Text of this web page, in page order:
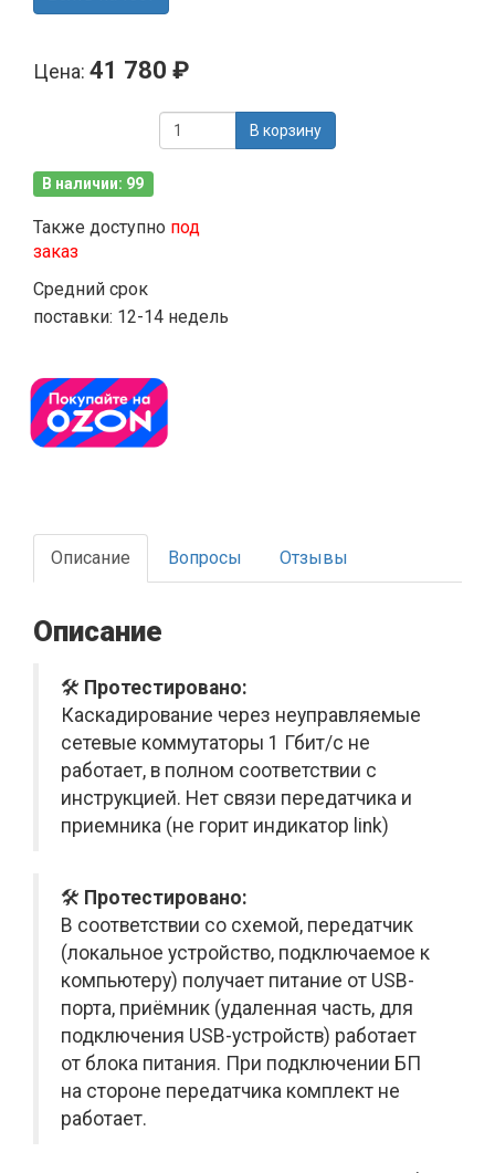
Цена: 41 780 ₽
В корзину
В наличии: 99
Также доступно под
заказ
Средний срок
поставки: 12-14 недель
Описание Вопросы Отзывы
Описание
🛠️ Протестировано:
Каскадирование через неуправляемые
сетевые коммутаторы 1 Гбит/с не
работает, в полном соответствии с
инструкцией. Нет связи передатчика и
приемника (не горит индикатор link)
🛠️ Протестировано:
В соответствии со схемой, передатчик
(локальное устройство, подключаемое к
компьютеру) получает питание от USB-
порта, приёмник (удаленная часть, для
подключения USB-устройств) работает
от блока питания. При подключении БП
на стороне передатчика комплект не
работает.